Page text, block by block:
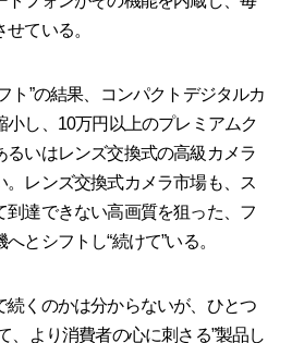
ている。
ト”の結果、コンパクトデジタルカ
小し、10万円以上のプレミアムク
るいはレンズ交換式の高級カメラ
。レンズ交換式カメラ市場も、ス
到達できない高画質を狙った、フ
とシフトし“続けて”いる。
くのかは分からないが、ひとつ
、より消費者の心に刺さる”製品し